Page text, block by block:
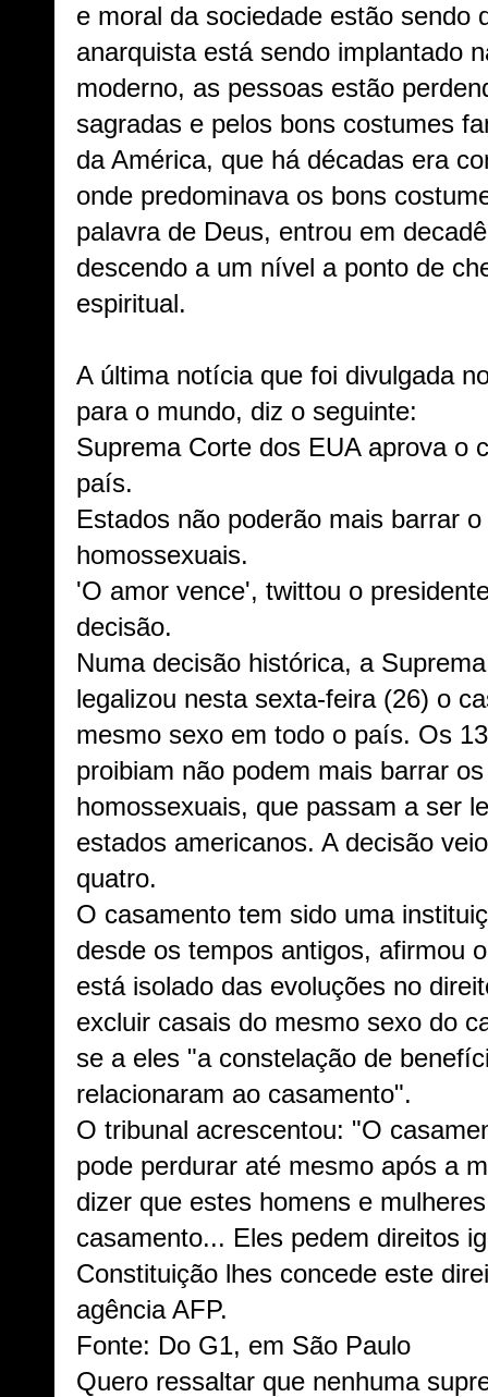
e moral da sociedade estão sendo
anarquista está sendo implantado
moderno, as pessoas estão
sagradas e pelos bons costumes
da América, que há décadas era
onde predominava os bons
palavra de Deus, entrou em
descendo a um nível a ponto de
espiritual.
A última notícia que foi divulgada
para o mundo, diz o seguinte:
Suprema Corte dos EUA aprova o
país.
Estados não poderão mais barrar
homossexuais.
'O amor vence', twittou o
decisão.
Numa decisão histórica, a
legalizou nesta sexta-feira (26) o
mesmo sexo em todo o país. Os
proibiam não podem mais barrar
homossexuais, que passam a ser
estados americanos. A decisão
quatro.
O casamento tem sido uma
desde os tempos antigos, afirmou
está isolado das evoluções no
excluir casais do mesmo sexo do
se a eles "a constelação de
relacionaram ao casamento".
O tribunal acrescentou: "O
pode perdurar até mesmo após a
dizer que estes homens e
casamento... Eles pedem direitos
Constituição lhes concede este
agência AFP.
Fonte: Do G1, em São Paulo
Quero ressaltar que nenhuma